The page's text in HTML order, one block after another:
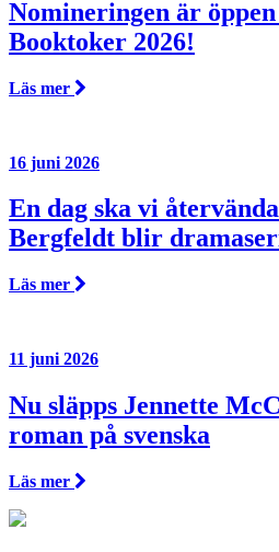
Nomineringen är
Booktoker 2026!
Läs mer
16 juni 2026
En dag ska vi
Bergfeldt blir
Läs mer
11 juni 2026
Nu släpps Jennette
roman på svenska
Läs mer